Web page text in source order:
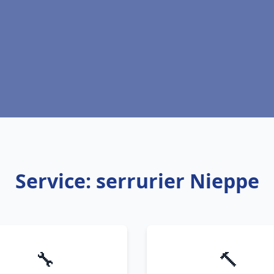
Service: serrurier Nieppe
🔧 🔨